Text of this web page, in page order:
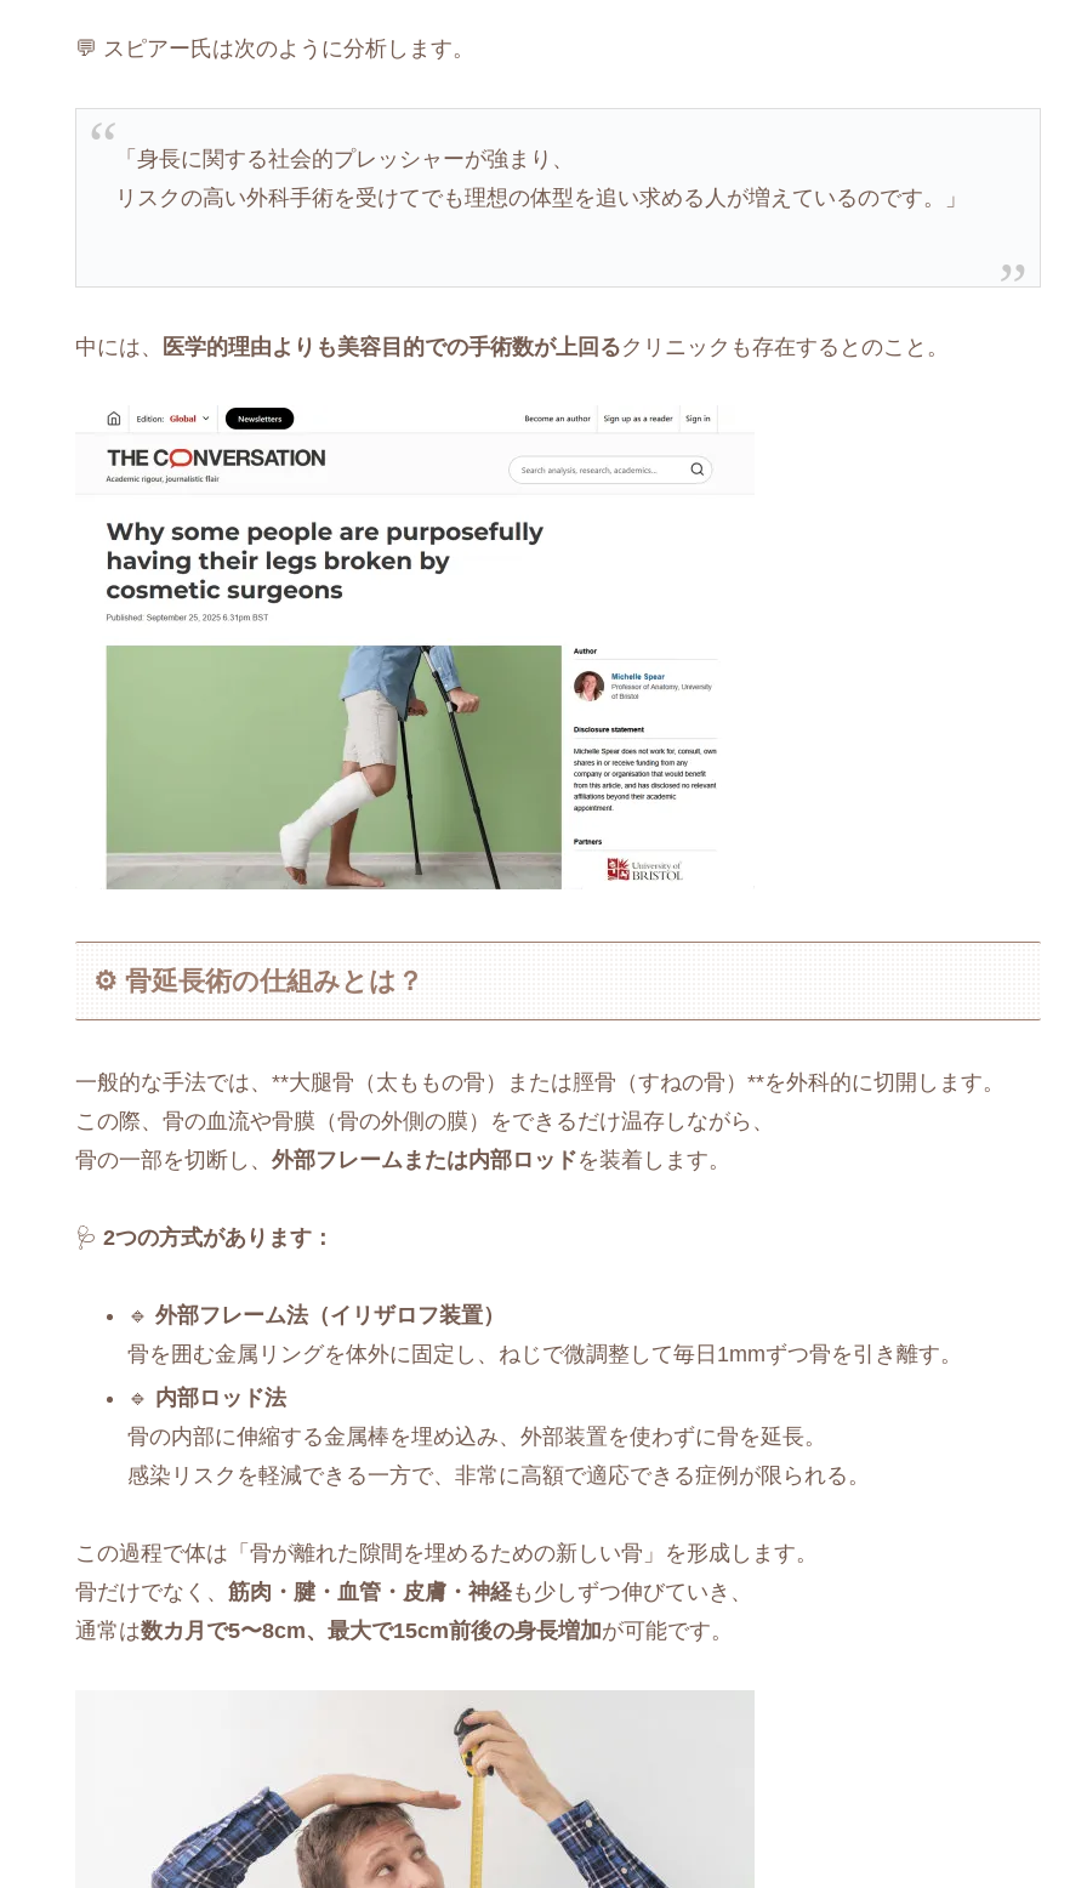
💬 スピアー氏は次のように分析します。
「身長に関する社会的プレッシャーが強まり、
リスクの高い外科手術を受けてでも理想の体型を追い求める人が増えているのです。」
中には、 医学的理由よりも美容目的での手術数が上回るクリニックも存在するとのこと。
⚙️ 骨延長術の仕組みとは？
一般的な手法では、**大腿骨（太ももの骨）または脛骨（すねの骨）**を外科的に切開します。
この際、骨の血流や骨膜（骨の外側の膜）をできるだけ温存しながら、
骨の一部を切断し、 外部フレームまたは内部ロッドを装着します。
🩺 2つの方式があります：
🔹外部フレーム法（イリザロフ装置）
骨を囲む金属リングを体外に固定し、ねじで微調整して毎日1mmずつ骨を引き離す。
🔹 内部ロッド法
骨の内部に伸縮する金属棒を埋め込み、外部装置を使わずに骨を延長。
感染リスクを軽減できる一方で、非常に高額で適応できる症例が限られる。
この過程で体は「骨が離れた隙間を埋めるための新しい骨」を形成します。
骨だけでなく、 筋肉・腱・血管・皮膚・神経も少しずつ伸びていき、
通常は数カ月で5〜8cm、最大で15cm前後の身長増加が可能です。